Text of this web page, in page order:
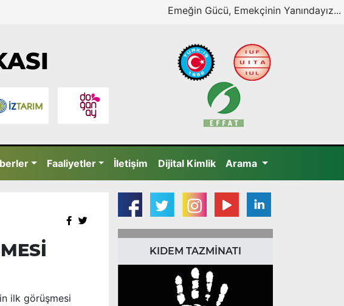
Emeğin Gücü, Emekçinin Yanındayız...
Faaliyetler İletişim Dijital Kimlik Arama
ilk görüşmesi
KIDEM TAZMİNATI